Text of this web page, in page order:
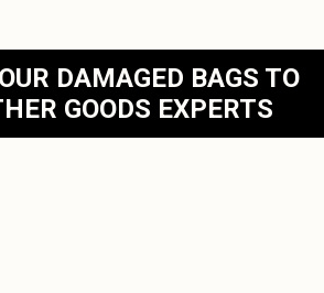
DAMAGED BAGS TO
GOODS EXPERTS